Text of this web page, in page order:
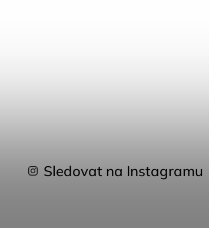
Sledovat na Instagramu